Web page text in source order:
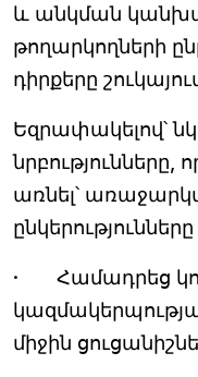
և անկման
թողարկողների
դիրքերը
Եզրափակելով՝
առնել՝
ընկերությունները
· Համադրեց
միջին